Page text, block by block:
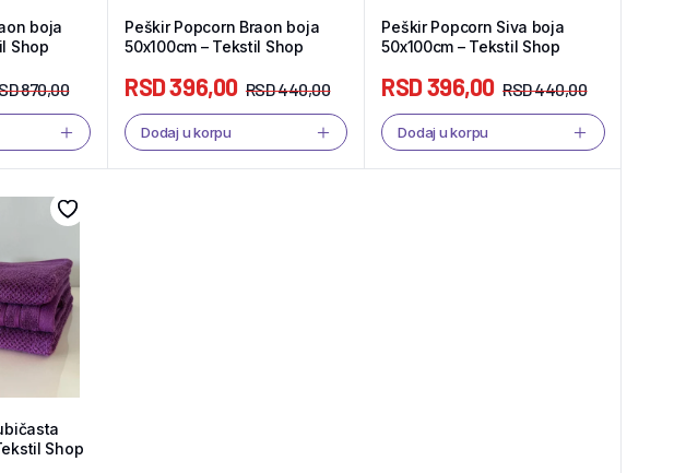
boja
Shop
870,00
Peškir Popcorn Braon boja
50x100cm – Tekstil Shop
RSD440,00
RSD396,00
Dodaj u korpu
Peškir Popcorn Siva boja
50x100cm – Tekstil Shop
RSD440,00
RSD396,00
Dodaj u korpu
Shop